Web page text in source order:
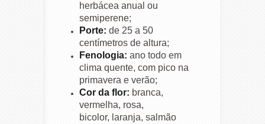
herbácea anual ou
semiperene;
Porte: de 25 a 50
centímetros de altura;
Fenologia: ano todo em
clima quente, com pico na
primavera e verão;
Cor da flor: branca,
vermelha, rosa,
bicolor, laranja, salmão